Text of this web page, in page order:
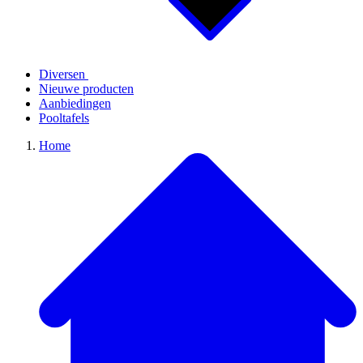
Diversen
Nieuwe producten
Aanbiedingen
Pooltafels
Home